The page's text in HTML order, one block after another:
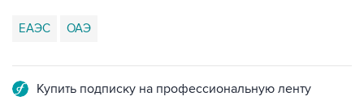
ЕАЭС ОАЭ
Купить подписку на профессиональную ленту